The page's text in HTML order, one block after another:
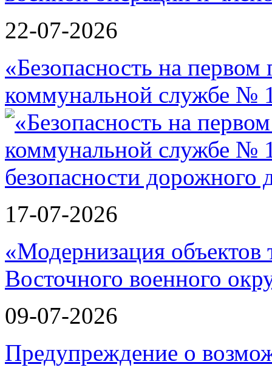
22-07-2026
«Безопасность на
коммунальной службе №
17-07-2026
«Модернизация объектов
Восточного военного
09-07-2026
Предупреждение о